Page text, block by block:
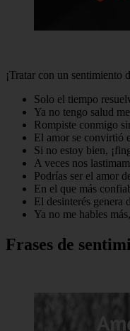
¡Tratar con un sentimiento
Solo el tiempo
Ya no tengo salud
Rompiste conmigo
El amor se convirtió
Si no estoy bien,
A veces nos
Podrías ser el amor
En el que más
El desinterés genera
Ya no me hables
Frases de